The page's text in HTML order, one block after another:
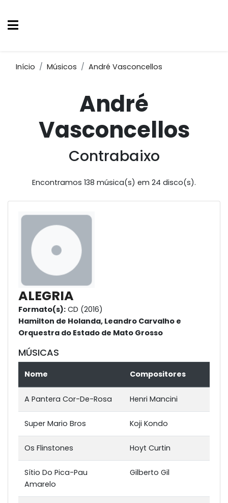
Início Músicos André Vasconcellos
André
Vasconcellos
Contrabaixo
Encontramos 138 música(s) em 24 disco(s).
ALEGRIA
Formato(s): CD (2016)
Hamilton de Holanda, Leandro Carvalho e
Orquestra do Estado de Mato Grosso
MÚSICAS
Nome Compositores
A Pantera Cor-De-Rosa Henri Mancini
Super Mario Bros Koji Kondo
Os Flinstones Hoyt Curtin
Sítio Do Pica-Pau
Amarelo
Gilberto Gil